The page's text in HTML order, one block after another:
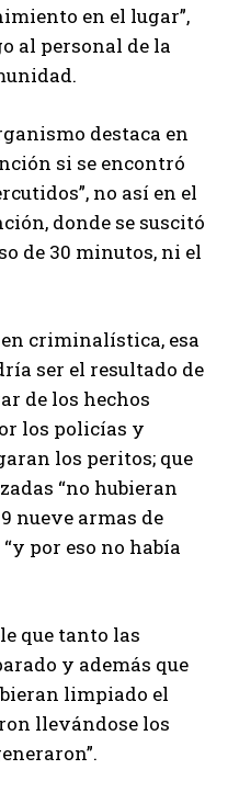
en el lugar”,
al personal de la
destaca en
si se encontró
no así en el
donde se suscitó
de 30 minutos, ni el
criminalística, esa
ser el resultado de
de los hechos
los policías y
los peritos; que
“no hubieran
nueve armas de
por eso no había
que tanto las
y además que
limpiado el
llevándose los